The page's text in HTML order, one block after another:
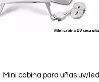
Mini cabina para uñas uv/led